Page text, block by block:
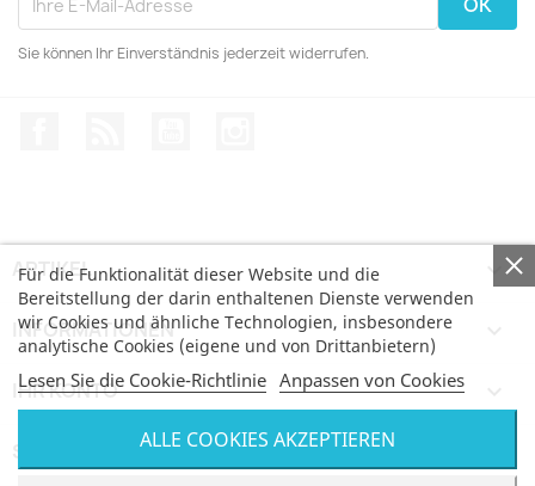
Sie können Ihr Einverständnis jederzeit widerrufen.
Für die Funktionalität dieser Website und die
Bereitstellung der darin enthaltenen Dienste verwenden
wir Cookies und ähnliche Technologien, insbesondere
analytische Cookies (eigene und von Drittanbietern)
Lesen Sie die Cookie-Richtlinie Anpassen von Cookies
ALLE COOKIES AKZEPTIEREN
ARTIKEL 
INFORMATIONEN
IHR KONTO
SHOP-EINSTELLUNGEN